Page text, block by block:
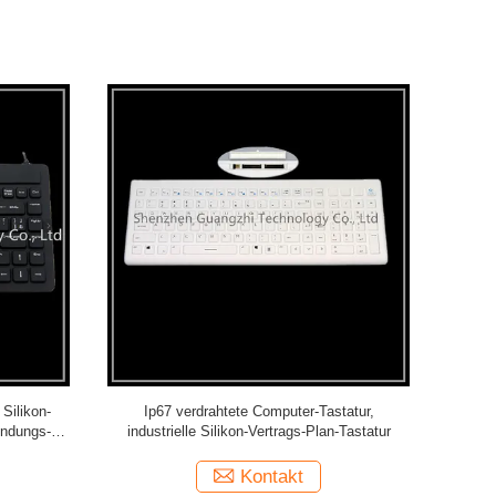
Ip67 verdrahtete Computer-Tastatur,
industrielle Silikon-Vertrags-Plan-Tastatur
Kontakt